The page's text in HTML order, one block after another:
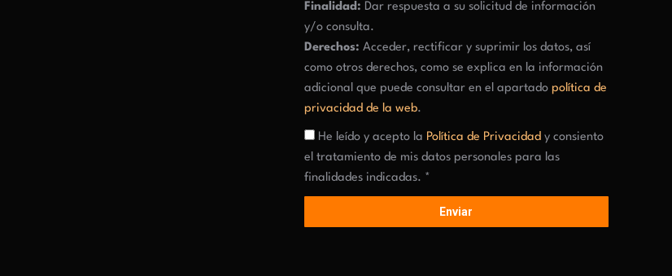
Finalidad: Dar respuesta a su solicitud de información
y/o consulta.
Derechos: Acceder, rectificar y suprimir los datos, así
como otros derechos, como se explica en la información
adicional que puede consultar en el apartadopolítica de
privacidad de la web.
He leído y acepto la Política de Privacidad y consiento
el tratamiento de mis datos personales para las
finalidades indicadas. *
Enviar